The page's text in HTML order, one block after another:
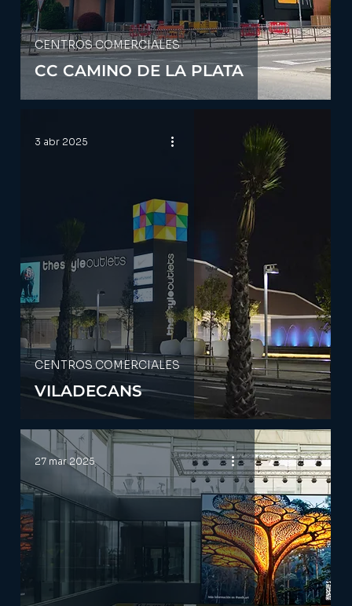
CC CAMINO DE LA PLATA
CENTROS COMERCIALES
VILADECANS
CENTROS COMERCIALES
3 abr 2025
27 mar 2025